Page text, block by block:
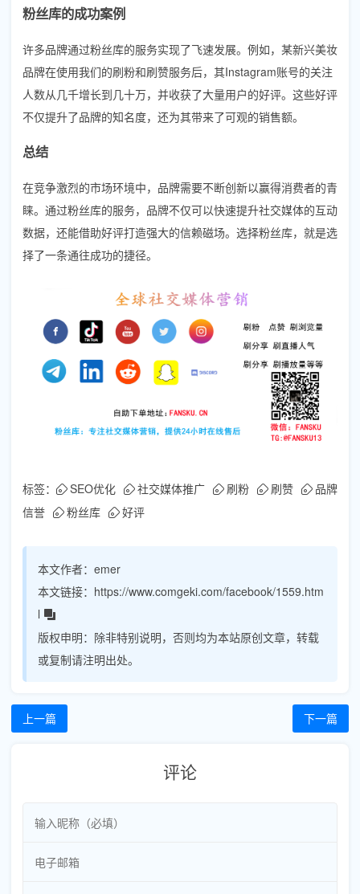
粉丝库的成功案例
许多品牌通过粉丝库的服务实现了飞速发展。例如，某新兴美妆
品牌在使用我们的刷粉和刷赞服务后，其Instagram账号的关注
人数从几千增长到几十万，并收获了大量用户的好评。这些好评
不仅提升了品牌的知名度，还为其带来了可观的销售额。
总结
在竞争激烈的市场环境中，品牌需要不断创新以赢得消费者的青
睐。通过粉丝库的服务，品牌不仅可以快速提升社交媒体的互动
数据，还能借助好评打造强大的信赖磁场。选择粉丝库，就是选
择了一条通往成功的捷径。
标签： SEO优化 社交媒体推广 刷粉 刷赞
品牌
信誉
粉丝库 好评
本文作者： emer
本文链接： https://www.comgeki.com/facebook/1559.htm
l
版权申明： 除非特别说明，否则均为本站原创文章，转载
或复制请注明出处。
上一篇 下一篇
评论